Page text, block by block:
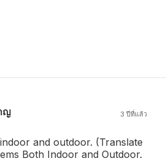
ญ 3 ปีที่แล้ว
and outdoor. (Translate
Both Indoor and Outdoor.